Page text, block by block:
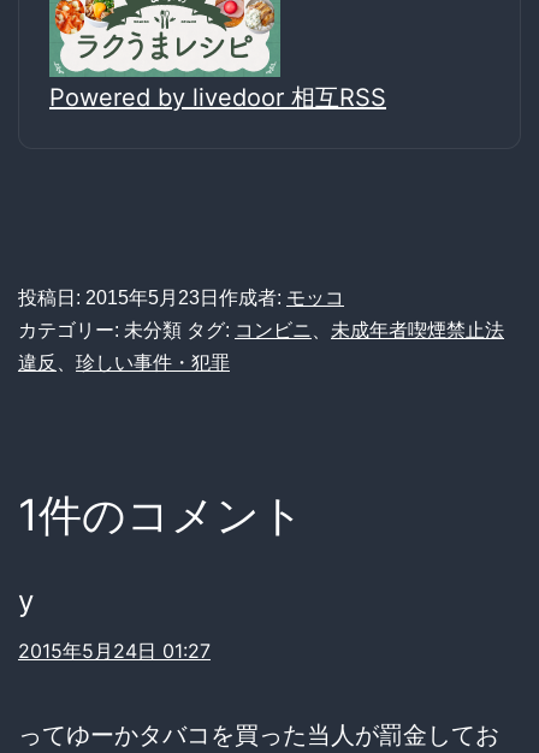
Powered by livedoor 相互RSS
投稿日: 2015年5月23日 作成者: モッコ
カテゴリー: 未分類 タグ: コンビニ
未成年者喫煙禁止法
違反
珍しい事件・犯罪
1件のコメント
y
2015年5月24日 01:27
ってゆーかタバコを買った当人が罰金してお